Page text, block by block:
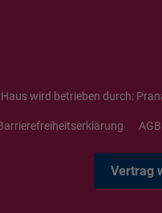
wird betrieben durch:
AGB
Vertrag